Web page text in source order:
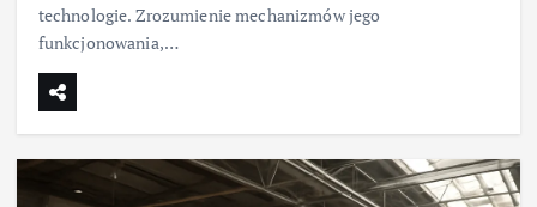
technologie. Zrozumienie mechanizmów jego
funkcjonowania,…